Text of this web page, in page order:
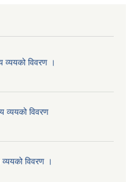
विवरण ।
व्ययको विवरण
विवरण ।